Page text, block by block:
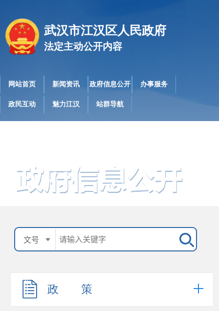
武汉市江汉区人民政府
法定主动公开内容
网站首页 新闻资讯 政府信息公开 办事服务
政民互动 魅力江汉 站群导航
政 策